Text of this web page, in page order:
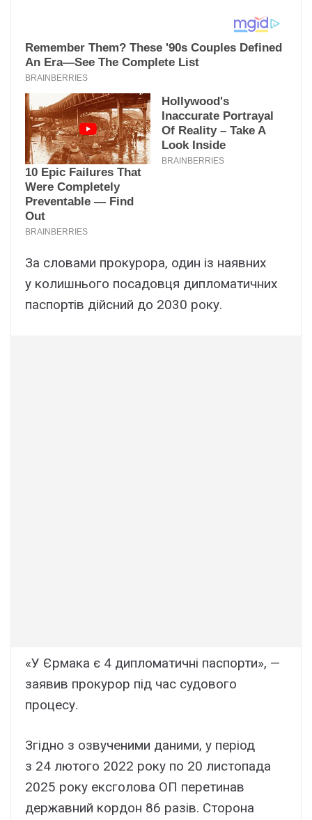
За словами прокурора, один із наявних
у колишнього посадовця дипломатичних
паспортів дійсний до 2030 року.
«У Єрмака є 4 дипломатичні паспорти», —
заявив прокурор під час судового
процесу.
Згідно з озвученими даними, у період
з 24 лютого 2022 року по 20 листопада
2025 року ексголова ОП перетинав
державний кордон 86 разів. Сторона